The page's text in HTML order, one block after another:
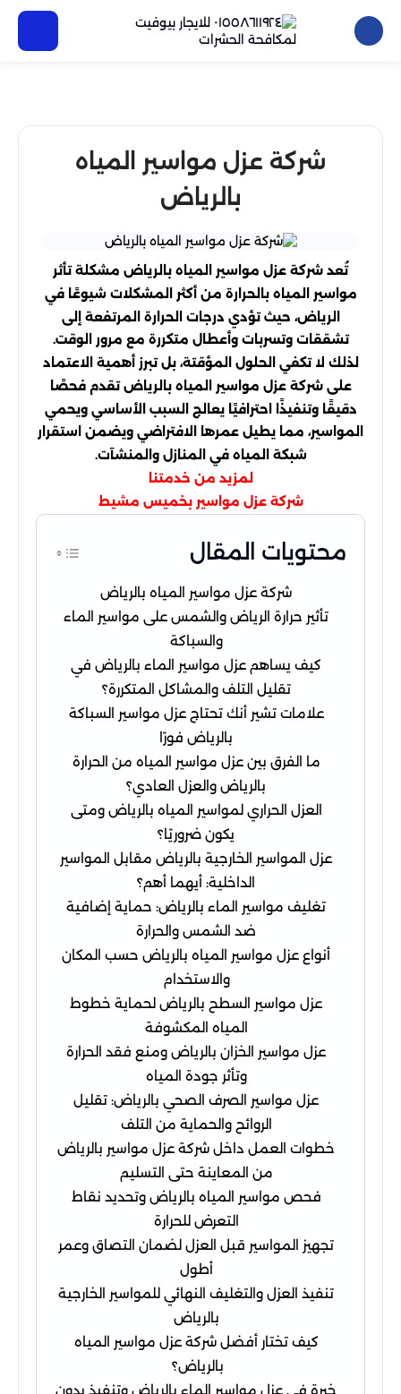
شركة عزل مواسير المياه
بالرياض
تُعد شركة عزل مواسير المياه بالرياض مشكلة تأثر
مواسير المياه بالحرارة من أكثر المشكلات شيوعًا في
الرياض، حيث تؤدي درجات الحرارة المرتفعة إلى
تشققات وتسربات وأعطال متكررة مع مرور الوقت.
لذلك لا تكفي الحلول المؤقتة، بل تبرز أهمية الاعتماد
على شركة عزل مواسير المياه بالرياض تقدم فحصًا
دقيقًا وتنفيذًا احترافيًا يعالج السبب الأساسي ويحمي
المواسير، مما يطيل عمرها الافتراضي ويضمن استقرار
شبكة المياه في المنازل والمنشآت.
لمزيد من خدمتنا
شركة عزل مواسير بخميس مشيط
محتويات المقال
شركة عزل مواسير المياه بالرياض
تأثير حرارة الرياض والشمس على مواسير الماء
والسباكة
كيف يساهم عزل مواسير الماء بالرياض في
تقليل التلف والمشاكل المتكررة؟
علامات تشير أنك تحتاج عزل مواسير السباكة
بالرياض فورًا
ما الفرق بين عزل مواسير المياه من الحرارة
بالرياض والعزل العادي؟
العزل الحراري لمواسير المياه بالرياض ومتى
يكون ضروريًا؟
عزل المواسير الخارجية بالرياض مقابل المواسير
الداخلية: أيهما أهم؟
تغليف مواسير الماء بالرياض: حماية إضافية
ضد الشمس والحرارة
أنواع عزل مواسير المياه بالرياض حسب المكان
والاستخدام
عزل مواسير السطح بالرياض لحماية خطوط
المياه المكشوفة
عزل مواسير الخزان بالرياض ومنع فقد الحرارة
وتأثر جودة المياه
عزل مواسير الصرف الصحي بالرياض: تقليل
الروائح والحماية من التلف
خطوات العمل داخل شركة عزل مواسير بالرياض
من المعاينة حتى التسليم
فحص مواسير المياه بالرياض وتحديد نقاط
التعرض للحرارة
تجهيز المواسير قبل العزل لضمان التصاق وعمر
أطول
تنفيذ العزل والتغليف النهائي للمواسير الخارجية
بالرياض
كيف تختار أفضل شركة عزل مواسير المياه
بالرياض؟
خبرة في عزل مواسير الماء بالرياض وتنفيذ بدون